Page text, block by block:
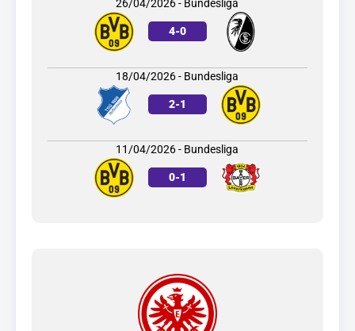
26/04/2026 - Bundesliga
4-0
18/04/2026 - Bundesliga
2-1
11/04/2026 - Bundesliga
0-1